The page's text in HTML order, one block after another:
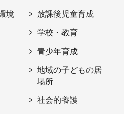
境 放課後児童育成
学校・教育
青少年育成
地域の子どもの居
場所
社会的養護